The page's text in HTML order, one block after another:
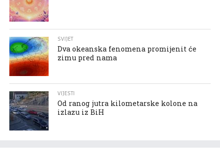
SVIJET
Dva okeanska fenomena promijenit će
zimu pred nama
VIJESTI
Od ranog jutra kilometarske kolone na
izlazu iz BiH